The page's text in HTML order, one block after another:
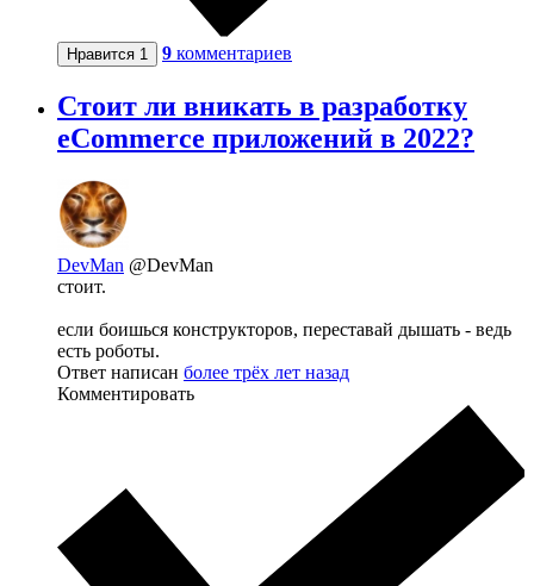
Нравится 1 9 комментариев
Стоит ли вникать в разработку
eCommerce приложений в 2022?
DevMan @DevMan
стоит.
если боишься конструкторов, переставай дышать - ведь
есть роботы.
Ответ написан более трёх лет назад
Комментировать